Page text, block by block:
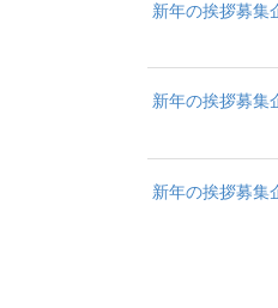
新年の挨拶募集
新年の挨拶募集
新年の挨拶募集